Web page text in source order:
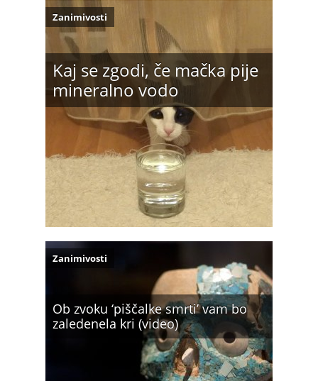
Kaj se zgodi, če mačka pije
mineralno vodo
Zanimivosti
Ob zvoku ‘piščalke smrti’ vam bo
zaledenela kri (video)
Zanimivosti